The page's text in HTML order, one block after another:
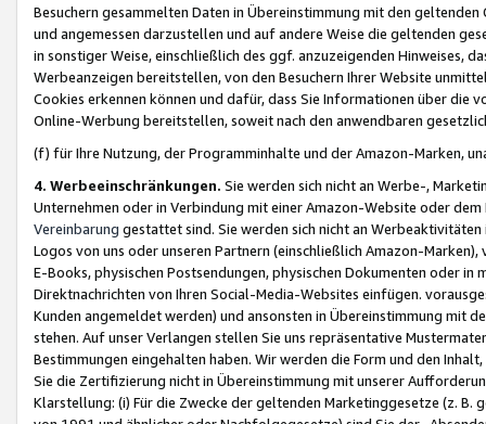
Besuchern gesammelten Daten in Übereinstimmung mit den
und angemessen darzustellen und auf andere Weise die geltenden
in sonstiger Weise, einschließlich des ggf. anzuzeigenden Hinweises,
Werbeanzeigen bereitstellen, von den Besuchern Ihrer Website
Cookies erkennen können und dafür, dass Sie Informationen über die
Online-Werbung bereitstellen, soweit nach den anwendbaren
(f) für Ihre Nutzung, der Programminhalte und der Amazon-Marken,
4. Werbeeinschränkungen. Sie werden sich nicht an Werbe-,
Unternehmen oder in Verbindung mit einer Amazon-Website oder
Vereinbarung gestattet sind. Sie werden sich nicht an
Logos von uns oder unseren Partnern (einschließlich Amazon-
E-Books, physischen Postsendungen, physischen Dokumenten oder in
Direktnachrichten von Ihren Social-Media-Websites einfügen.
Kunden angemeldet werden) und ansonsten in Übereinstimmung mit
stehen. Auf unser Verlangen stellen Sie uns repräsentative
Bestimmungen eingehalten haben. Wir werden die Form und den
Sie die Zertifizierung nicht in Übereinstimmung mit unserer
Klarstellung: (i) Für die Zwecke der geltenden Marketinggesetze (z. B.